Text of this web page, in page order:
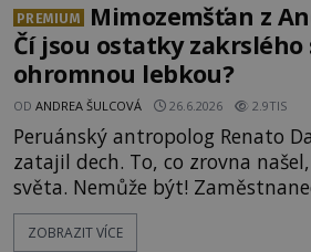
PREMIUM
Mimozemšťan z
Čí jsou ostatky
ohromnou lebkou?
OD ANDREA ŠULCOVÁ 26.6.2026 2.9TIS
Peruánský antropolog Renato
zatajil dech. To, co zrovna
světa. Nemůže být!
peruánském městečku
legendárního Cuzca pomalu
ZOBRAZIT VÍCE